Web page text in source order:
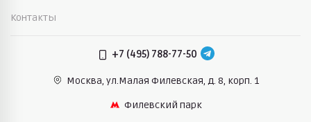
Контакты
+7 (495) 788-77-50
Москва, ул.Малая Филевская, д. 8, корп. 1
Филевский парк